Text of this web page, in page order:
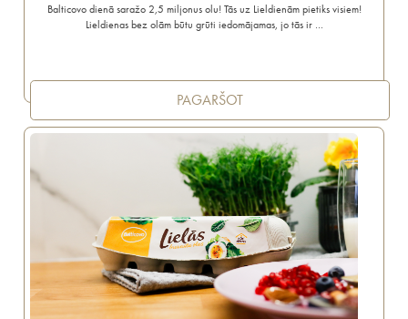
Balticovo dienā saražo 2,5 miljonus olu! Tās uz Lieldienām pietiks visiem!
Lieldienas bez olām būtu grūti iedomājamas, jo tās ir …
PAGARŠOT